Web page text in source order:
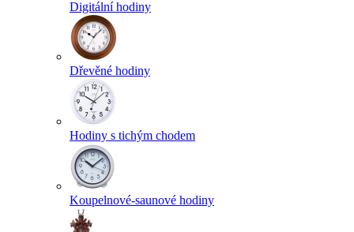
Digitální hodiny
Dřevěné hodiny
Hodiny s tichým chodem
Koupelnové-saunové hodiny